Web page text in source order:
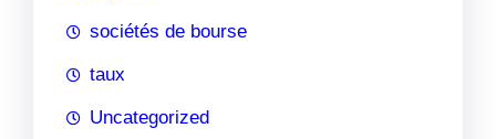
sociétés de bourse
taux
Uncategorized